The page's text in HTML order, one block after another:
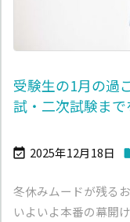
受験生の1月の過
試・二次試験ま
 2025年12月18日
冬休みムードが残る
いよいよ本番の幕開